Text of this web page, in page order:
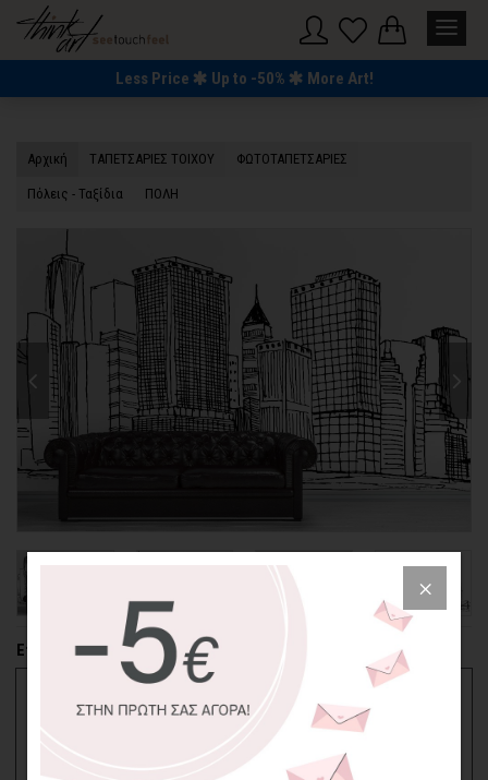
Less Price Up to -50% More Art!
Αρχική TΑΠΕΤΣΑΡΙΕΣ ΤΟΙΧΟΥ ΦΩΤΟΤΑΠΕΤΣΑΡΙΕΣ
Πόλεις - Ταξίδια ΠΟΛΗ
Επιλέξτε την περικοπή της φωτογραφίας